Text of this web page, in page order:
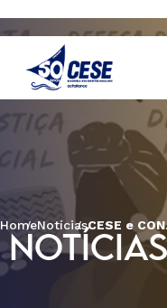
HomeNotícias CESE e CONAQ
NOTÍCIAS